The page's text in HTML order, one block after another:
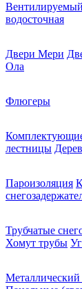
водосточная
Двери Мери
Ола
Флюгеры
лестницы
Пароизоляция
Трубчатые
Хомут трубы